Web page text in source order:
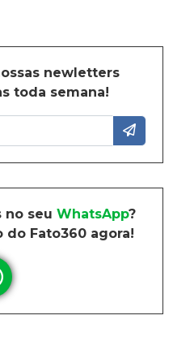
newletters
toda semana!
no seu WhatsApp?
do Fato360 agora!